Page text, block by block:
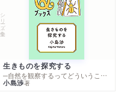
シリーズ・全集
生きものを探究する
─自然を観察するってどういうこと？
小島渉著